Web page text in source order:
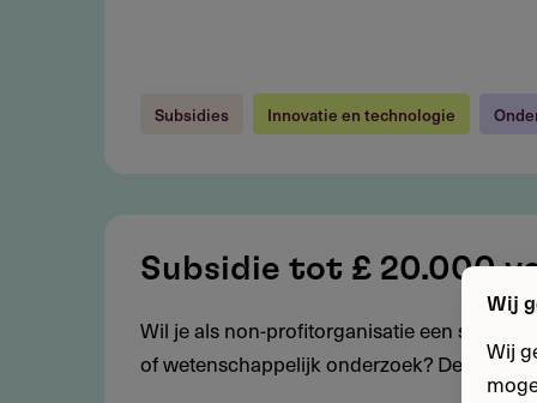
Subsidies Innovatie en technologie
tot
20.000
voor
Subsidie tot £ 20.000
Wil je als non-profitorganisatie een
of wetenschappelijk onderzoek? Deze
Wij
Wij